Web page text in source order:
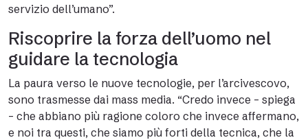
servizio dell’umano”.
Riscoprire la forza dell’uomo nel
guidare la tecnologia
La paura verso le nuove tecnologie, per l’arcivescovo,
sono trasmesse dai mass media. “Credo invece – spiega
– che abbiano più ragione coloro che invece affermano,
e noi tra questi, che siamo più forti della tecnica, che la